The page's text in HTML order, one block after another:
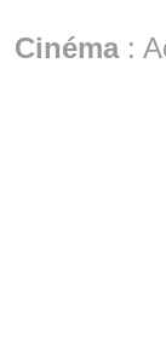
Cinéma: